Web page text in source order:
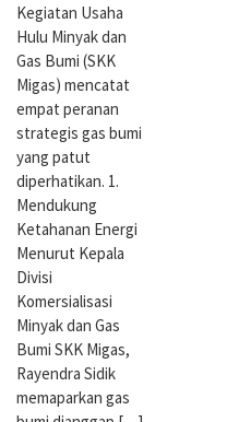
Kegiatan Usaha
Hulu Minyak dan
Gas Bumi (SKK
Migas) mencatat
empat peranan
strategis gas bumi
yang patut
diperhatikan. 1.
Mendukung
Ketahanan Energi
Menurut Kepala
Divisi
Komersialisasi
Minyak dan Gas
Bumi SKK Migas,
Rayendra Sidik
memaparkan gas